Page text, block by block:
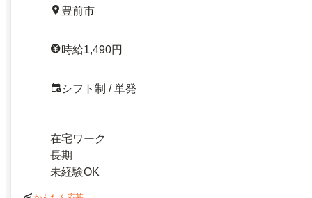
豊前市
時給1,490円
シフト制 / 単発
在宅ワーク
長期
未経験OK